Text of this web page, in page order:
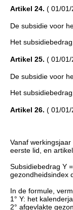
Artikel 24. ( 01/
De subsidie voor
Het
Artikel 25. ( 01/
De subsidie voor
Het
Artikel 26. ( 01/
Vanaf
eerste lid, en
Subsidiebedrag Y
gezondheidsindex
In de formule,
1° Y: het
2° afgevlakte